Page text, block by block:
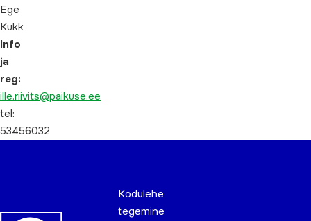
Ege
Kukk
Info
ja
reg:
ille.riivits@paikuse.ee
tel:
53456032
Kodulehe
tegemine